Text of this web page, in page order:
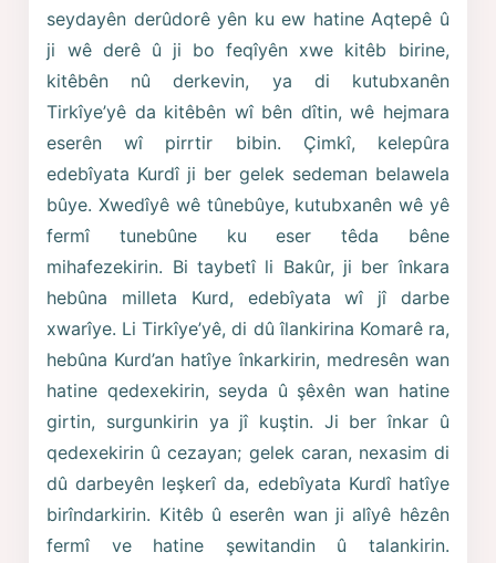
seydayên derûdorê yên ku ew hatine Aqtepê û
ji wê derê û ji bo feqîyên xwe kitêb birine,
kitêbên nû derkevin, ya di kutubxanên
Tirkîye’yê da kitêbên wî bên dîtin, wê hejmara
eserên wî pirrtir bibin. Çimkî, kelepûra
edebîyata Kurdî ji ber gelek sedeman belawela
bûye. Xwedîyê wê tûnebûye, kutubxanên wê yê
fermî tunebûne ku eser têda bêne
mihafezekirin. Bi taybetî li Bakûr, ji ber înkara
hebûna milleta Kurd, edebîyata wî jî darbe
xwarîye. Li Tirkîye’yê, di dû îlankirina Komarê ra,
hebûna Kurd’an hatîye înkarkirin, medresên wan
hatine qedexekirin, seyda û şêxên wan hatine
girtin, surgunkirin ya jî kuştin. Ji ber înkar û
qedexekirin û cezayan; gelek caran, nexasim di
dû darbeyên leşkerî da, edebîyata Kurdî hatîye
birîndarkirin. Kitêb û eserên wan ji alîyê hêzên
fermî ve hatine şewitandin û talankirin.